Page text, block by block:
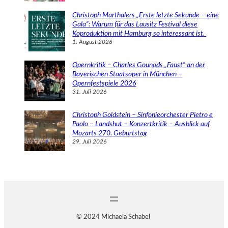
Christoph Marthalers „Erste letzte Sekunde – eine
Gala“: Warum für das Lausitz Festival diese
Koproduktion mit Hamburg so interessant ist.
1. August 2026
Opernkritik – Charles Gounods „Faust“ an der
Bayerischen Staatsoper in München –
Opernfestspiele 2026
31. Juli 2026
Christoph Goldstein – Sinfonieorchester Pietro e
Paolo – Landshut – Konzertkritik – Ausblick auf
Mozarts 270. Geburtstag
29. Juli 2026
© 2024 Michaela Schabel